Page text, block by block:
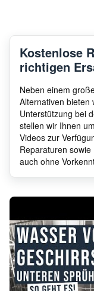
Kostenlose
richtigen
Neben einem
Alternativen bieten
Unterstützung bei
stellen wir Ihnen
Videos zur
Reparaturen
auch ohne